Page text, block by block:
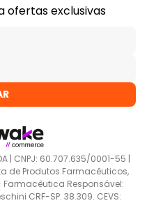
ofertas exclusivas
| CNPJ: 60.707.635/0001-55 |
de Produtos Farmacêuticos,
Responsável:
CRF-SP: 38.309. CEVS: